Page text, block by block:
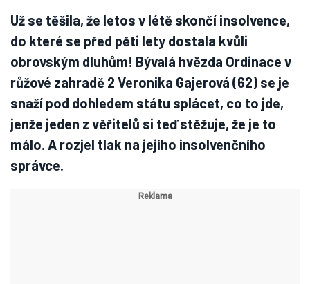
Už se těšila, že letos v létě skončí insolvence,
do které se před pěti lety dostala kvůli
obrovským dluhům! Bývalá hvězda Ordinace v
růžové zahradě 2 Veronika Gajerová (62) se je
snaží pod dohledem státu splácet, co to jde,
jenže jeden z věřitelů si teď stěžuje, že je to
málo. A rozjel tlak na jejího insolvenčního
správce.